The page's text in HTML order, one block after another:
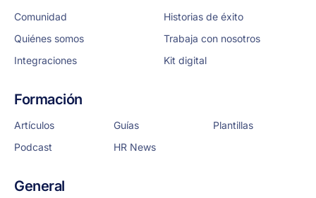
Comunidad
Historias de éxito
Quiénes somos
Trabaja con nosotros
Integraciones
Kit digital
Formación
Artículos Guías
Plantillas
Podcast
HR News
General